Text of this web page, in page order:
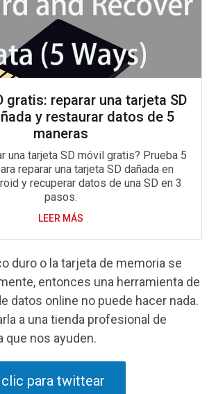
gratis: reparar una tarjeta SD
y restaurar datos de 5
maneras
una tarjeta SD móvil gratis? Prueba 5
reparar una tarjeta SD dañada en
y recuperar datos de una SD en 3
pasos.
LEER MÁS
duro o la tarjeta de memoria se
entonces una herramienta de
datos online no puede hacer nada.
a una tienda profesional de
que nos ayuden.
para twittear